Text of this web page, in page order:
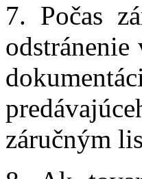
7. Počas
záručným